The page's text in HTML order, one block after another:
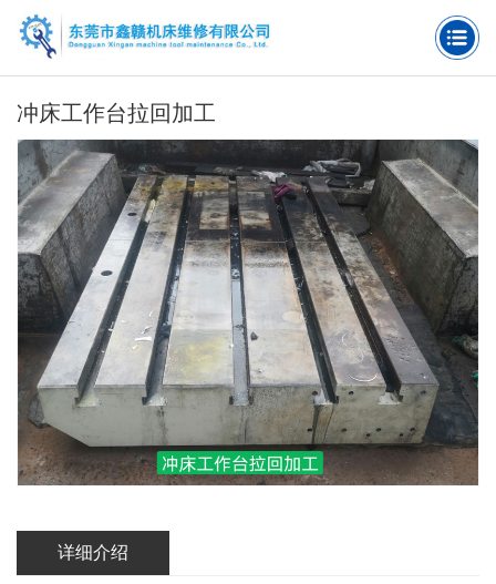
冲床工作台拉回加工
详细介绍